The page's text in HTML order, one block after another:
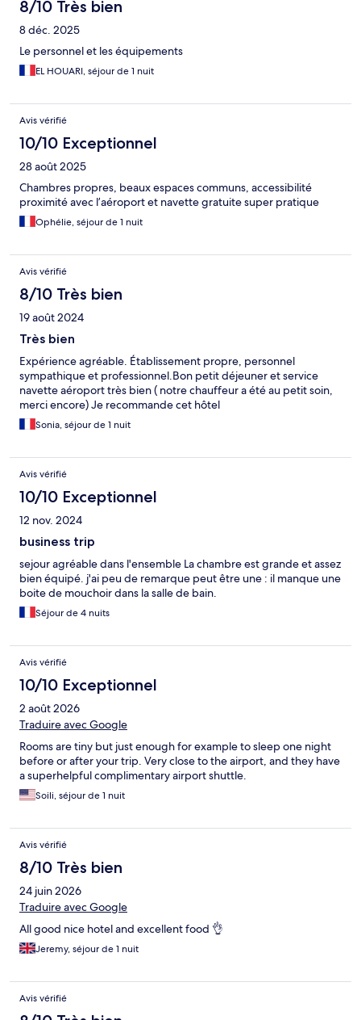
8/10 Très bien
8 déc. 2025
Le personnel et les équipements
EL HOUARI, séjour de 1 nuit
Avis vérifié
10/10 Exceptionnel
28 août 2025
Chambres propres, beaux espaces communs, accessibilité
proximité avec l’aéroport et navette gratuite super pratique
Ophélie, séjour de 1 nuit
Avis vérifié
8/10 Très bien
19 août 2024
Très bien
Expérience agréable. Établissement propre, personnel
sympathique et professionnel.Bon petit déjeuner et service
navette aéroport très bien ( notre chauffeur a été au petit soin,
merci encore) Je recommande cet hôtel
Sonia, séjour de 1 nuit
Avis vérifié
10/10 Exceptionnel
12 nov. 2024
business trip
sejour agréable dans l'ensemble La chambre est grande et assez
bien équipé. j'ai peu de remarque peut être une : il manque une
boite de mouchoir dans la salle de bain.
Séjour de 4 nuits
Avis vérifié
10/10 Exceptionnel
2 août 2026
Traduire avec Google
Rooms are tiny but just enough for example to sleep one night
before or after your trip. Very close to the airport, and they have
a superhelpful complimentary airport shuttle.
Soili, séjour de 1 nuit
Avis vérifié
8/10 Très bien
24 juin 2026
Traduire avec Google
All good nice hotel and excellent food 👌
Jeremy, séjour de 1 nuit
Avis vérifié